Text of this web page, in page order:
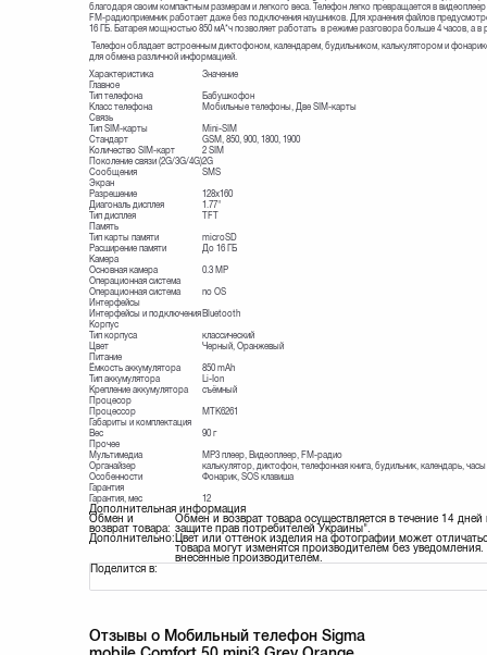
благодаря своим компактным размерам и легкого веса. Телефон легко превращается в
FM-радиоприемник работает даже без подключения наушников. Для хранения файлов
16 ГБ. Батарея мощностью 850 мА*ч позволяет работать в режиме разговора больше 4 часов, а
Телефон обладает встроенным диктофоном, календарем, будильником, калькулятором и
для обмена различной информацией.
Характеристика
Значение
Главное
Тип телефона
Бабушкофон
Класс телефона
Мобильные телефоны, Две SIM-карты
Связь
Тип SIM-карты
Mini-SIM
Стандарт
GSM, 850, 900, 1800, 1900
Количество SIM-карт
2 SIM
Поколение связи (2G/3G/4G)2G
Сообщения
SMS
Экран
Разрешение
128x160
Диагональ дисплея
1.77"
Тип дисплея
TFT
Память
Тип карты памяти
microSD
Расширение памяти
До 16 ГБ
Камера
Основная камера
0.3 MP
Операционная система
Операционная система
no OS
Интерфейсы
Интерфейсы и подключения Bluetooth
Корпус
Тип корпуса
классический
Цвет
Черный, Оранжевый
Питание
Ёмкость аккумулятора
850 mAh
Тип аккумулятора
Li-Ion
Крепление аккумулятора
съёмный
Процесор
Процессор
MTK6261
Габариты и комплектация
Вес
90 г
Прочее
Мультимедиа
MP3 плеер, Видеоплеер, FM-радио
Органайзер
калькулятор, диктофон, телефонная книга, будильник, календарь, часы
Особенности
Фонарик, SOS клавиша
Гарантия
Гарантия, мес
12
Дополнительная информация
Обмен и
возврат товара:
Обмен и возврат товара осуществляется в течение 14
защите прав потребителей Украины".
Дополнительно:Цвет или оттенок изделия на фотографии может
товара могут изменятся производителем без
внесенные производителем.
Поделится в:
Отзывы о Мобильный телефон Sigma